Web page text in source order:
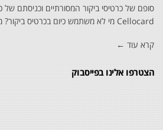
סופם של כרטיסי ביקור המסורתיים וכניסתם של
Cellocard מי לא משתמש כיום בכרטיס ביקור? מי מאיתנו
קרא עוד ←
הצטרפו אלינו בפייסבוק